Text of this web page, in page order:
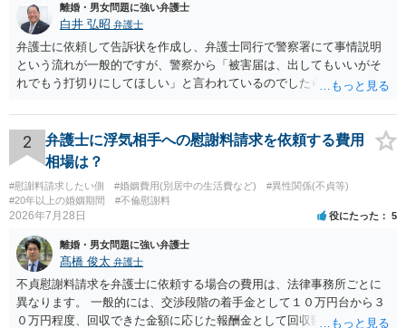
離婚・男女問題に強い弁護士
白井 弘昭 弁護士
弁護士に依頼して告訴状を作成し、弁護士同行で警察署にて事情説明
という流れが一般的ですが、警察から「被害届は、出してもいいがそ
れでもう打切りにしてほしい」と言われているのでしたら、あまり結
検察庁に訴えるのもありかもしれないですが、実際に捜査をするの
は、結局所轄だと思われますので、やはり結論は変わらないかもしれ
ないです。 一度、最寄りの「刑事に強い」とうたっている弁護士に相
談してみてはいかがでしょうか。 以上、ご参考まで。
2
弁護士に浮気相手への慰謝料請求を依頼する費用
相場は？
#慰謝料請求したい側 #婚姻費用(別居中の生活費など)
#異性関係(不貞等)
#20年以上の婚姻期間
#不倫慰謝料
2026年7月28日 役にたった 5
離婚・男女問題に強い弁護士
髙橋 俊太 弁護士
不貞慰謝料請求を弁護士に依頼する場合の費用は、法律事務所ごとに
異なります。 一般的には、交渉段階の着手金として１０万円台から３
０万円程度、回収できた金額に応じた報酬金として回収額の１０％か